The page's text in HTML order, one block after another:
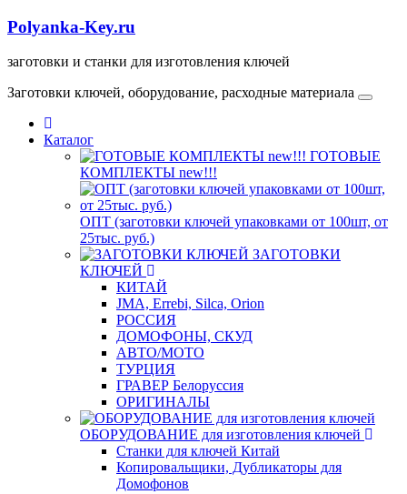
Polyanka-Key.ru
заготовки и станки для изготовления ключей
Заготовки ключей, оборудование, расходные материала
Каталог
ГОТОВЫЕ
КОМПЛЕКТЫ new!!!
ОПТ (заготовки ключей упаковками от 100шт, от
25тыс. руб.)
ЗАГОТОВКИ
КЛЮЧЕЙ
КИТАЙ
JMA, Errebi, Silca, Orion
РОССИЯ
ДОМОФОНЫ, СКУД
ABTO/МОТО
ТУРЦИЯ
ГРАВЕР Белоруссия
ОРИГИНАЛЫ
ОБОРУДОВАНИЕ для изготовления ключей
Станки для ключей Китай
Копировальщики, Дубликаторы для
Домофонов